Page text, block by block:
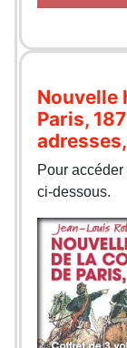
Nouvelle
Paris,
Pour
ci-dessous.